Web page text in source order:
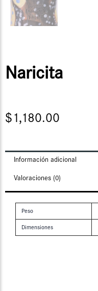
Naricita
$1,180.00
Información adicional
Valoraciones (0)
Peso
Dimensiones